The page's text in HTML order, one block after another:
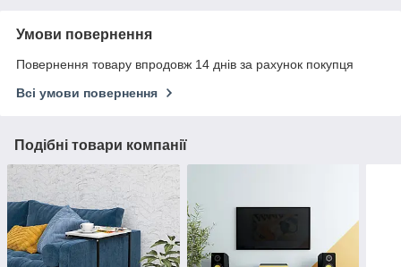
Умови повернення
Повернення товару впродовж 14 днів за рахунок покупця
Всі умови повернення
Подібні товари компанії